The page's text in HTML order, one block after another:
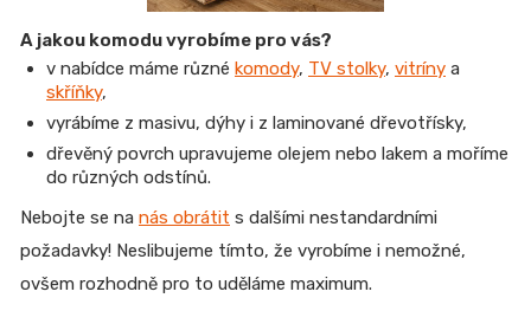
A jakou komodu vyrobíme pro vás?
v nabídce máme různé komody, TV stolky, vitríny a
skříňky,
vyrábíme z masivu, dýhy i z laminované dřevotřísky,
dřevěný povrch upravujeme olejem nebo lakem a moříme
do různých odstínů.
Nebojte se na nás obrátit s dalšími nestandardními
požadavky! Neslibujeme tímto, že vyrobíme i nemožné,
ovšem rozhodně pro to uděláme maximum.